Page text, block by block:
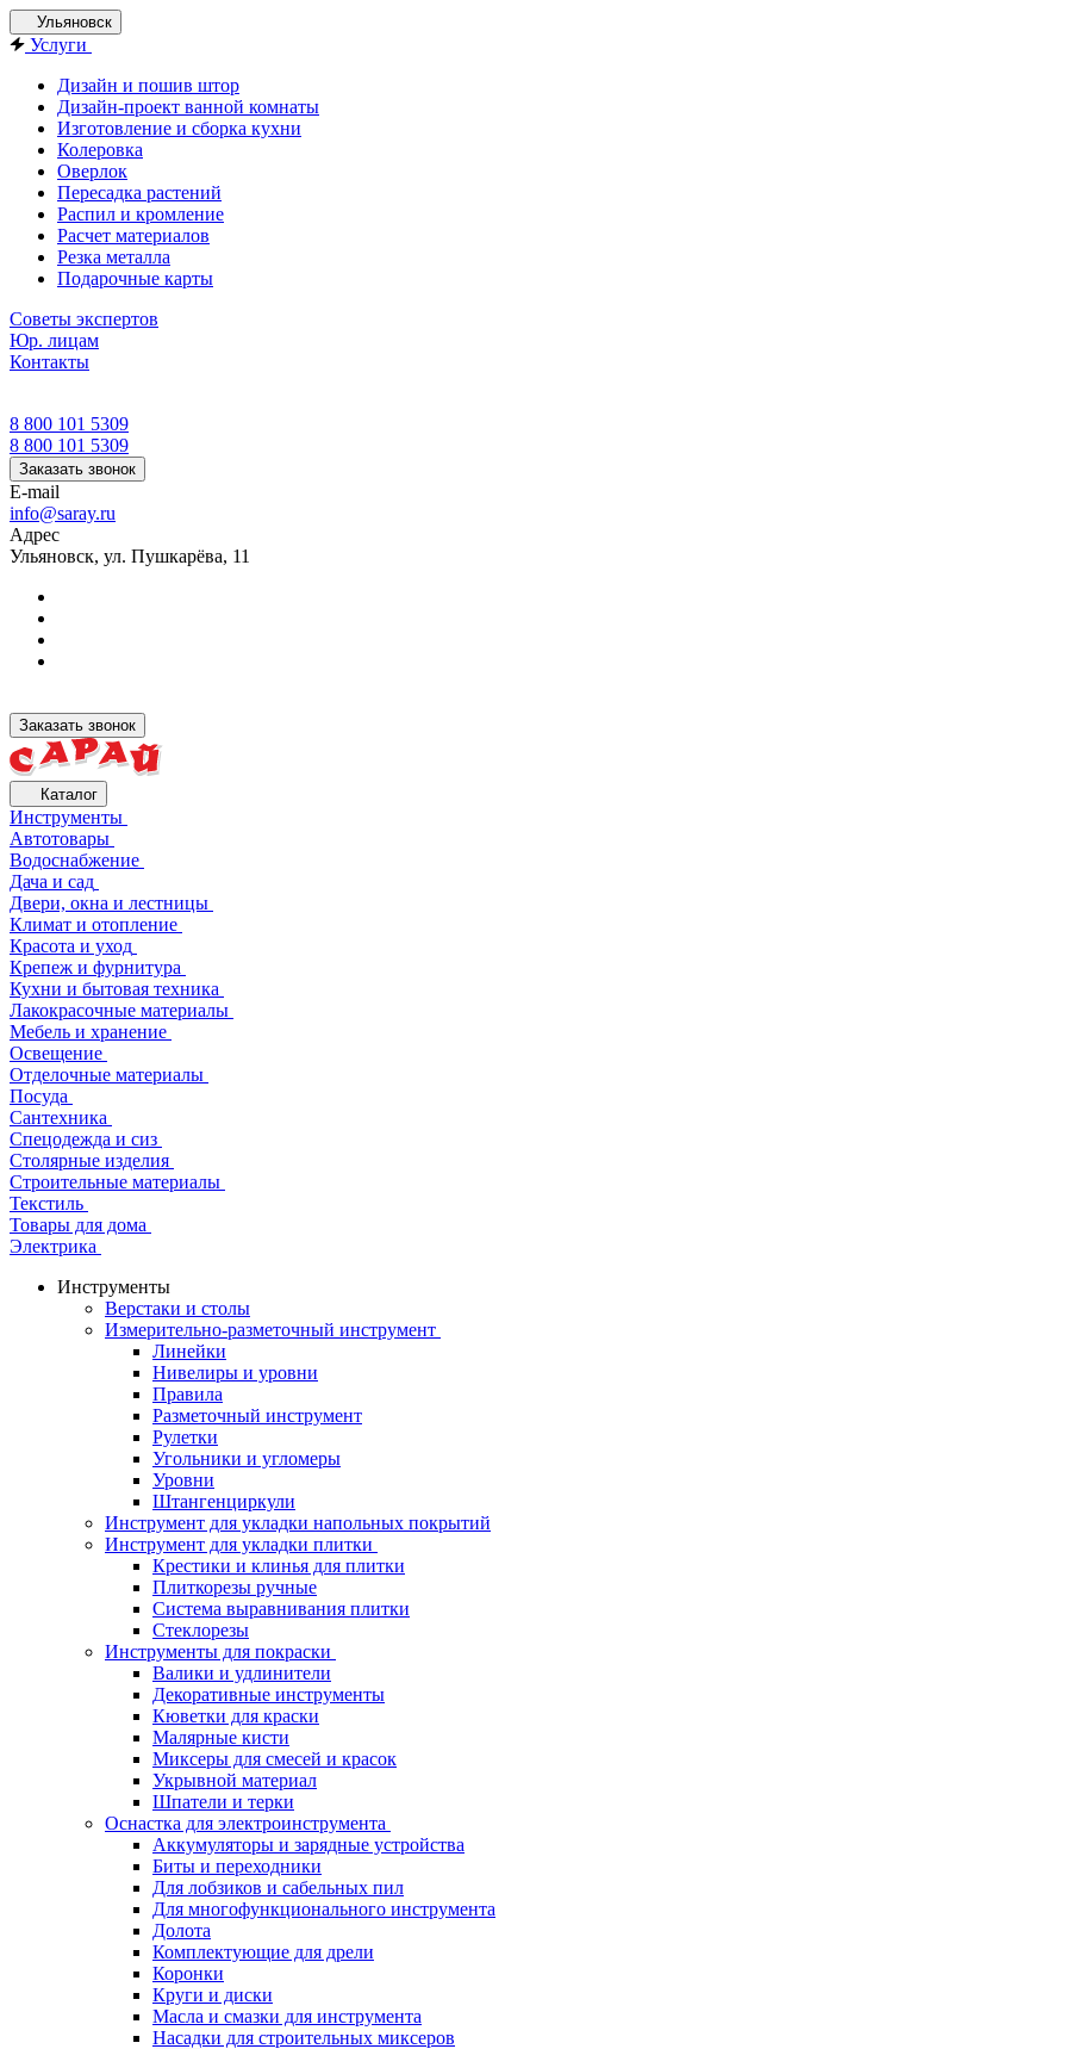
Ульяновск
Услуги
Дизайн и пошив штор
Дизайн-проект ванной комнаты
Изготовление и сборка кухни
Колеровка
Оверлок
Пересадка растений
Распил и кромление
Расчет материалов
Резка металла
Подарочные карты
Советы экспертов
Юр. лицам
Контакты
8 800 101 5309
8 800 101 5309
Заказать звонок
E-mail
info@saray.ru
Адрес
Ульяновск, ул. Пушкарёва, 11
Заказать звонок
Каталог
Инструменты
Автотовары
Водоснабжение
Дача и сад
Двери, окна и лестницы
Климат и отопление
Красота и уход
Крепеж и фурнитура
Кухни и бытовая техника
Лакокрасочные материалы
Мебель и хранение
Освещение
Отделочные материалы
Посуда
Сантехника
Спецодежда и сиз
Столярные изделия
Строительные материалы
Текстиль
Товары для дома
Электрика
Инструменты
Верстаки и столы
Измерительно-разметочный инструмент
Линейки
Нивелиры и уровни
Правила
Разметочный инструмент
Рулетки
Угольники и угломеры
Уровни
Штангенциркули
Инструмент для укладки напольных покрытий
Инструмент для укладки плитки
Крестики и клинья для плитки
Плиткорезы ручные
Система выравнивания плитки
Стеклорезы
Инструменты для покраски
Валики и удлинители
Декоративные инструменты
Кюветки для краски
Малярные кисти
Миксеры для смесей и красок
Укрывной материал
Шпатели и терки
Оснастка для электроинструмента
Аккумуляторы и зарядные устройства
Биты и переходники
Для лобзиков и сабельных пил
Для многофункционального инструмента
Долота
Комплектующие для дрели
Коронки
Круги и диски
Масла и смазки для инструмента
Насадки для строительных миксеров